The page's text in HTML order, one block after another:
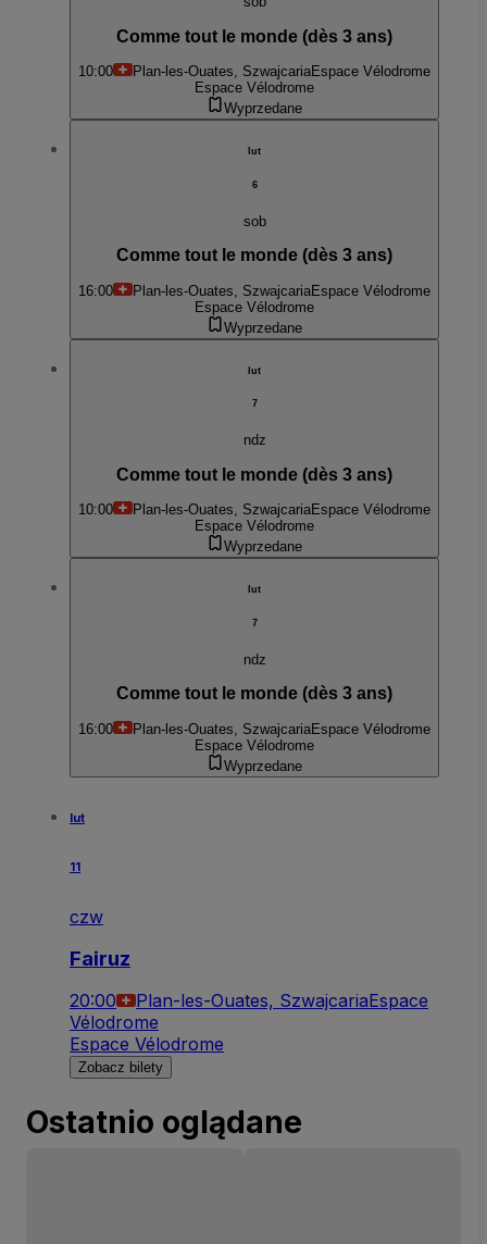
Comme tout le monde (dès 3 ans)
10:00 Plan-les-Ouates, SzwajcariaEspace Vélodrome
Espace Vélodrome
Wyprzedane
lut
6
sob
Comme tout le monde (dès 3 ans)
16:00 Plan-les-Ouates, SzwajcariaEspace Vélodrome
Espace Vélodrome
Wyprzedane
lut
7
ndz
Comme tout le monde (dès 3 ans)
10:00 Plan-les-Ouates, SzwajcariaEspace Vélodrome
Espace Vélodrome
Wyprzedane
lut
7
ndz
Comme tout le monde (dès 3 ans)
16:00 Plan-les-Ouates, SzwajcariaEspace Vélodrome
Espace Vélodrome
Wyprzedane
lut
11
czw
Fairuz
20:00 Plan-les-Ouates, SzwajcariaEspace
Vélodrome
Espace Vélodrome
Zobacz bilety
Ostatnio oglądane